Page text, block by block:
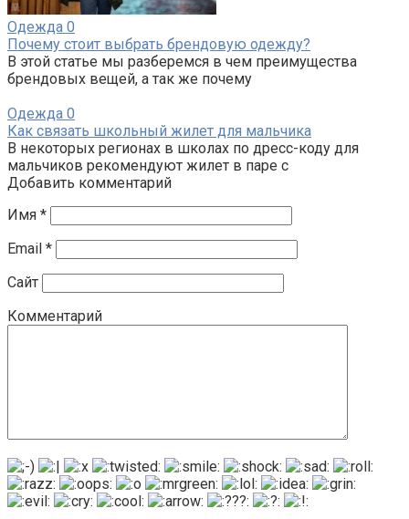
Одежда 0
Почему стоит выбрать брендовую одежду?
В этой статье мы разберемся в чем преимущества
брендовых вещей, а так же почему
Одежда 0
Как связать школьный жилет для мальчика
В некоторых регионах в школах по дресс-коду для
мальчиков рекомендуют жилет в паре с
Добавить комментарий
Имя *
Email *
Сайт
Комментарий